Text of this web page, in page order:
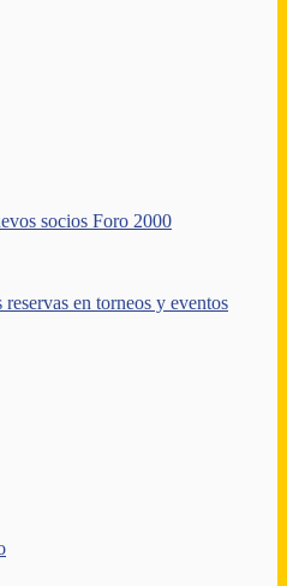
socios Foro 2000
en torneos y eventos